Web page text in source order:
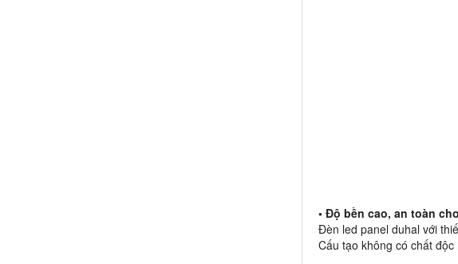
• Độ bền cao, an toàn
Đèn led panel duhal với
Cấu tạo không có chất